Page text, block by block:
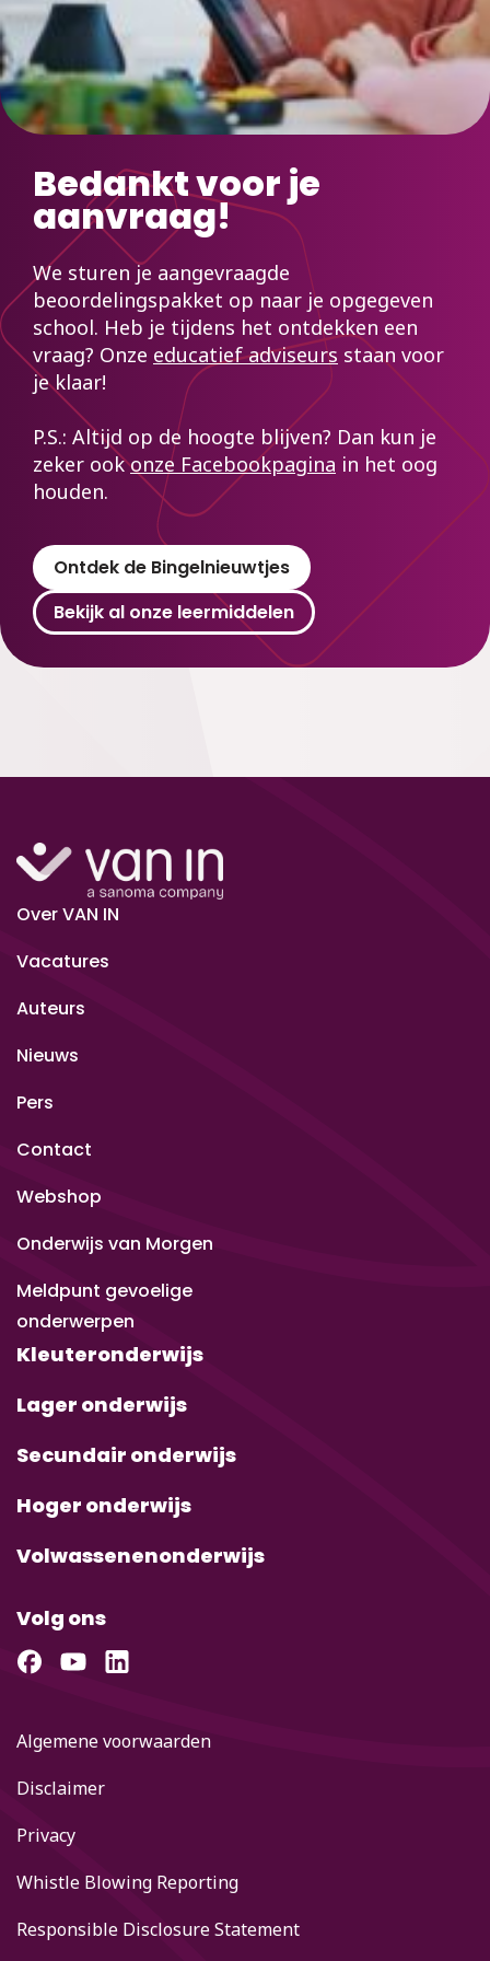
Bedankt voor je
aanvraag!
We sturen je aangevraagde
beoordelingspakket op naar je opgegeven
school. Heb je tijdens het ontdekken een
vraag? Onze educatief adviseurs staan voor
je klaar!
P.S.: Altijd op de hoogte blijven? Dan kun je
zeker ookonze Facebookpagina in het oog
houden.
Ontdek de Bingelnieuwtjes
Bekijk al onze leermiddelen
Over VAN IN
Vacatures
Auteurs
Nieuws
Pers
Contact
Webshop
Onderwijs van Morgen
Meldpunt gevoelige
onderwerpen
Kleuteronderwijs
Lager onderwijs
Secundair onderwijs
Hoger onderwijs
Volwassenenonderwijs
Volg ons
Algemene voorwaarden
Disclaimer
Privacy
Whistle Blowing Reporting
Responsible Disclosure Statement